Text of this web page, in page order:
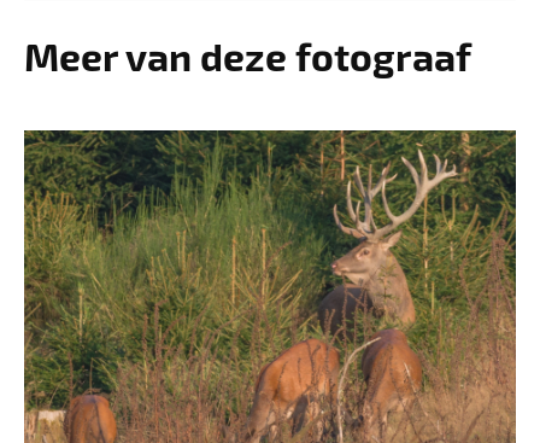
Meer van deze fotograaf